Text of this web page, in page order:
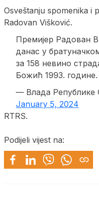
Osveštanju spomenika i
Radovan Višković.
Премијер Радован
данас у
за 158 невино
Божић 1993. године.
— Влада Републике
January 5, 2024
RTRS.
Podijeli vijest na: